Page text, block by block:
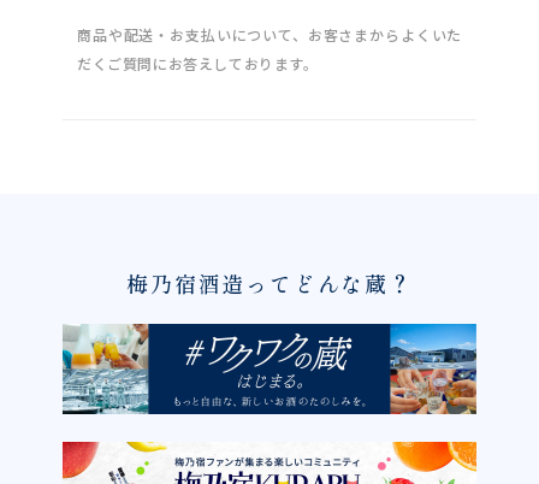
商品や配送・お支払いについて、お客さまからよくいた
だくご質問にお答えしております。
梅乃宿酒造ってどんな蔵？